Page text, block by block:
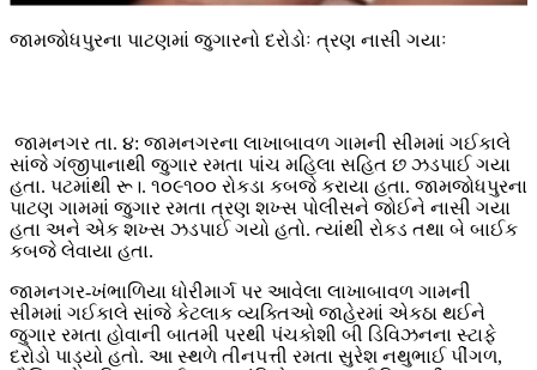
જામજોધપુરના પાટણમાં જુગારનો દરોડોઃ ત્રણ નાસી ગયાઃ
જામનગર તા. ૪: જામનગરના લાખાબાવળ ગામની સીમમાં ગઈકાલે
સાંજે ગંજીપાનાથી જુગાર રમતા પાંચ મહિલા સહિત છ ઝડપાઈ ગયા
હતા. પટમાંથી રૂ।. ૧૦૯૧૦૦ રોકડા કબજે કરાયા હતા. જામજોધપુરના
પાટણ ગામમાં જુગાર રમતા ત્રણ શખ્સ પોલીસને જોઈને નાસી ગયા
હતા અને એક શખ્સ ઝડપાઈ ગયો હતો. ત્યાંથી રોકડ તથા બે બાઈક
કબજે લેવાયા હતા.
જામનગર-ખંભાળિયા ધોરીમાર્ગ પર આવેલા લાખાબાવળ ગામની
સીમમાં ગઈકાલે સાંજે કેટલાક વ્યક્તિઓ જાહેરમાં એકઠા થઈને
જુગાર રમતા હોવાની બાતમી પરથી પંચકોશી બી ડિવિઝનના સ્ટાફે
દરોડો પાડ્યો હતો. આ સ્થળે તીનપત્તી રમતા સુરેશ નથુભાઈ પીંગળ,